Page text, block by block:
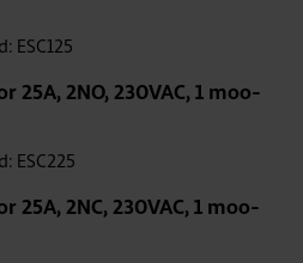
ESC125
25A, 2NO, 230VAC, 1 moo­
ESC225
25A, 2NC, 230VAC, 1 moo­